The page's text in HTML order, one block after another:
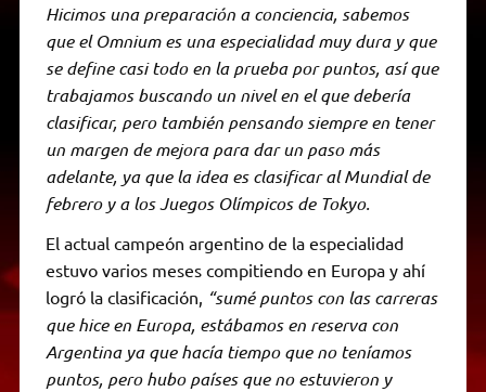
Hicimos una preparación a conciencia, sabemos
que el Omnium es una especialidad muy dura y que
se define casi todo en la prueba por puntos, así que
trabajamos buscando un nivel en el que debería
clasificar, pero también pensando siempre en tener
un margen de mejora para dar un paso más
adelante, ya que la idea es clasificar al Mundial de
febrero y a los Juegos Olímpicos de Tokyo.
El actual campeón argentino de la especialidad
estuvo varios meses compitiendo en Europa y ahí
logró la clasificación, “sumé puntos con las carreras
que hice en Europa, estábamos en reserva con
Argentina ya que hacía tiempo que no teníamos
puntos, pero hubo países que no estuvieron y